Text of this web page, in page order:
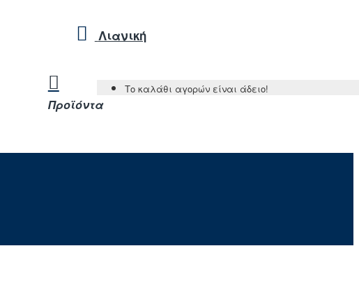
Λιανική
Προϊόντα
Το καλάθι αγορών είναι άδειο!